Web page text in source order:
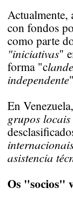
Actualmente,
con fondos
como parte
"iniciativas"
forma "c
independente
En
grupos
asistencia
Os "socios"